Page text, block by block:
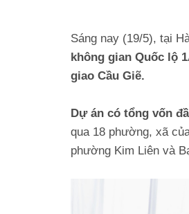
Sáng nay (19/5), tại
không gian Quốc lộ
giao Cầu Giẽ.
Dự án có tổng vốn
qua 18 phường, xã
phường Kim Liên và